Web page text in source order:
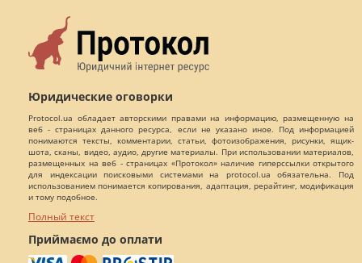
Юридические оговорки
Protocol.ua обладает авторскими правами на информацию, размещенную на
веб - страницах данного ресурса, если не указано иное. Под информацией
понимаются тексты, комментарии, статьи, фотоизображения, рисунки, ящик-
шота, сканы, видео, аудио, другие материалы. При использовании материалов,
размещенных на веб - страницах «Протокол» наличие гиперссылки открытого
для индексации поисковыми системами на protocol.ua обязательна. Под
использованием понимается копирования, адаптация, рерайтинг, модификация
и тому подобное.
Полный текст
Приймаємо до оплати